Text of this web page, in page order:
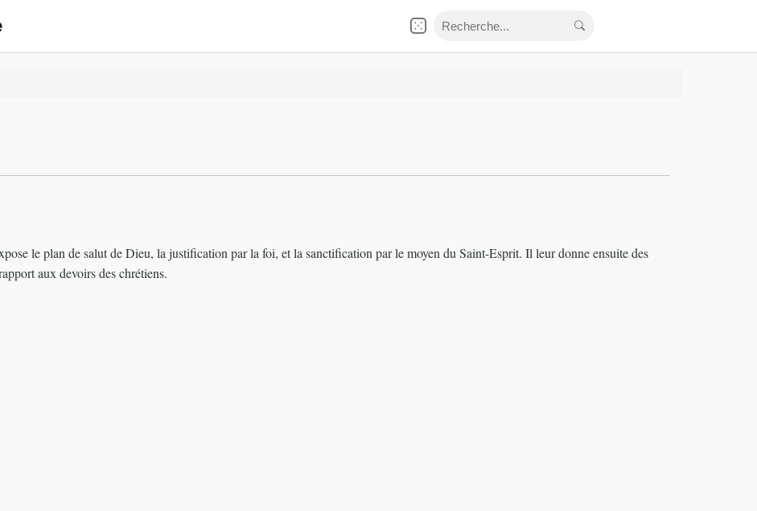
le plan de salut de Dieu, la justification par la foi, et la sanctification par le moyen du Saint-Esprit. Il leur donne ensuite des
aux devoirs des chrétiens.